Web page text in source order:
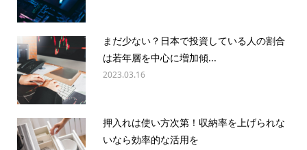
まだ少ない？日本で投資している人の割合
は若年層を中心に増加傾...
2023.03.16
押入れは使い方次第！収納率を上げられな
いなら効率的な活用を